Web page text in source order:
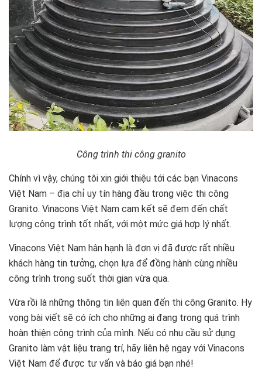
Công trình thi công granito
Chính vì vậy, chúng tôi xin giới thiệu tới các bạn Vinacons
Việt Nam – địa chỉ uy tín hàng đầu trong việc thi công
Granito. Vinacons Việt Nam cam kết sẽ đem đến chất
lượng công trình tốt nhất, với một mức giá hợp lý nhất.
Vinacons Việt Nam hân hạnh là đơn vị đã được rất nhiều
khách hàng tin tưởng, chọn lựa để đồng hành cùng nhiều
công trình trong suốt thời gian vừa qua.
Vừa rồi là những thông tin liên quan đến thi công Granito. Hy
vọng bài viết sẽ có ích cho những ai đang trong quá trình
hoàn thiện công trình của mình. Nếu có nhu cầu sử dụng
Granito làm vật liệu trang trí, hãy liên hệ ngay với Vinacons
Việt Nam để được tư vấn và báo giá bạn nhé!